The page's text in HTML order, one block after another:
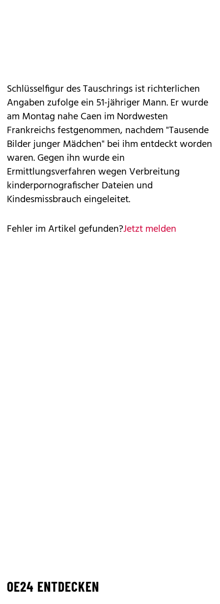
Schlüsselfigur des Tauschrings ist richterlichen
Angaben zufolge ein 51-jähriger Mann. Er wurde
am Montag nahe Caen im Nordwesten
Frankreichs festgenommen, nachdem "Tausende
Bilder junger Mädchen" bei ihm entdeckt worden
waren. Gegen ihn wurde ein
Ermittlungsverfahren wegen Verbreitung
kinderpornografischer Dateien und
Kindesmissbrauch eingeleitet.
Fehler im Artikel gefunden?Jetzt melden
OE24 ENTDECKEN